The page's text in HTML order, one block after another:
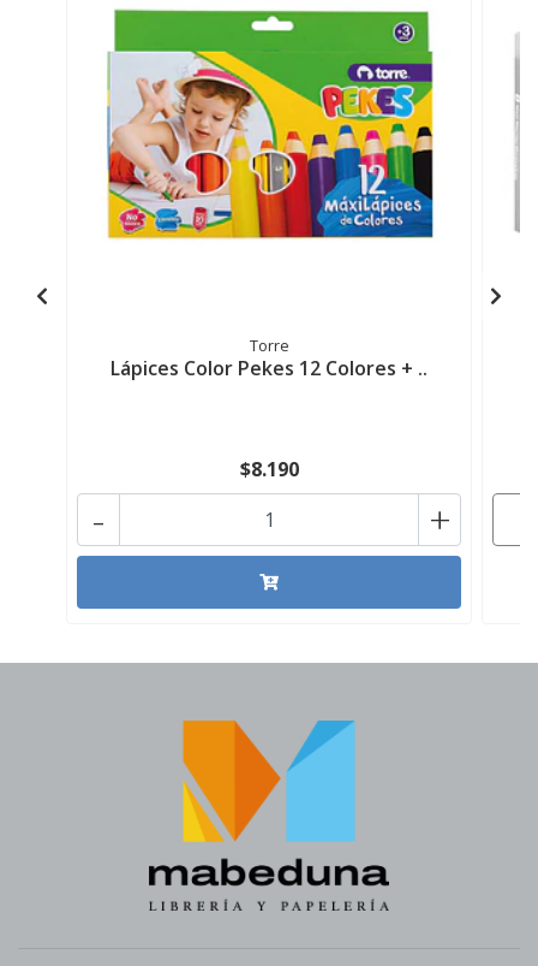
Torre
Lápices Color Pekes 12 Colores + ..
$8.190
+
-